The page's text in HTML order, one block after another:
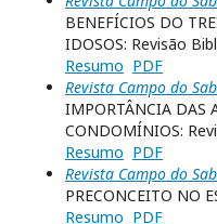
BENEFÍCIOS DO
IDOSOS: Revisão
Resumo PDF
Revista Campo do
IMPORTÂNCIA DAS
CONDOMÍNIOS:
Resumo PDF
Revista Campo do
PRECONCEITO NO
Resumo PDF